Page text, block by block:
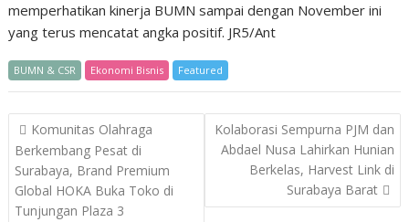
memperhatikan kinerja BUMN sampai dengan November ini
yang terus mencatat angka positif. JR5/Ant
BUMN & CSR Ekonomi Bisnis Featured
Post
navigation
Komunitas Olahraga
Berkembang Pesat di
Surabaya, Brand Premium
Global HOKA Buka Toko di
Tunjungan Plaza 3
Kolaborasi Sempurna PJM dan
Abdael Nusa Lahirkan Hunian
Berkelas, Harvest Link di
Surabaya Barat